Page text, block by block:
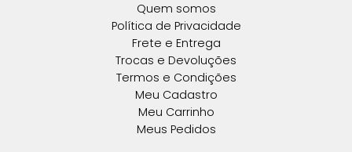
Quem somos
Política de Privacidade
Frete e Entrega
Trocas e Devoluções
Termos e Condições
Meu Cadastro
Meu Carrinho
Meus Pedidos